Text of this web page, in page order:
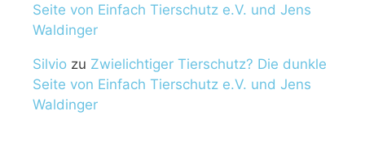
Seite von Einfach Tierschutz e.V. und Jens
Waldinger
Silvio zu Zwielichtiger Tierschutz? Die dunkle
Seite von Einfach Tierschutz e.V. und Jens
Waldinger